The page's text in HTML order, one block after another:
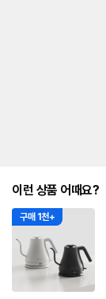
이런 상품 어때요?
구매 1천+